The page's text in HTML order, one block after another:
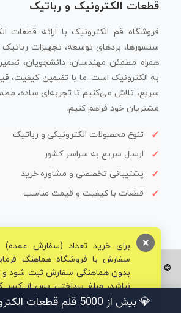
قطعات الکترونیک و رباتیک
فروشگاه قم الکترونیک با ارائه قطعات
سنسورها، بردهای توسعه، تجهیزات رباتیک
همراه مطمئن مهندسان، دانشجویان،
به الکترونیک است. ما با تضمین کیفیت،
سریع، تلاش می‌کنیم تا تجربه‌ای ساده،
مشتریان خود فراهم کنیم.
تنوع محصولات الکترونیکی و رباتیک
ارسال سریع به سراسر کشور
پشتیبانی تخصصی و مشاوره خرید
قطعات با کیفیت و قیمت مناسب
© تمامی حقوق برای فروشگاه تخصصی قم
برای خرید تعداد (سفارش عمده)
سفارش با فروشگاه هماهنگ
بدون هماهنگی سفارش ثبت شود و
نباشد، مبلغ پرداختی پس از کسر
مالیاتی به حساب شما بازگشت داده
×
💎 بیش از 5000 قلم قطعات الکترونیک و ر